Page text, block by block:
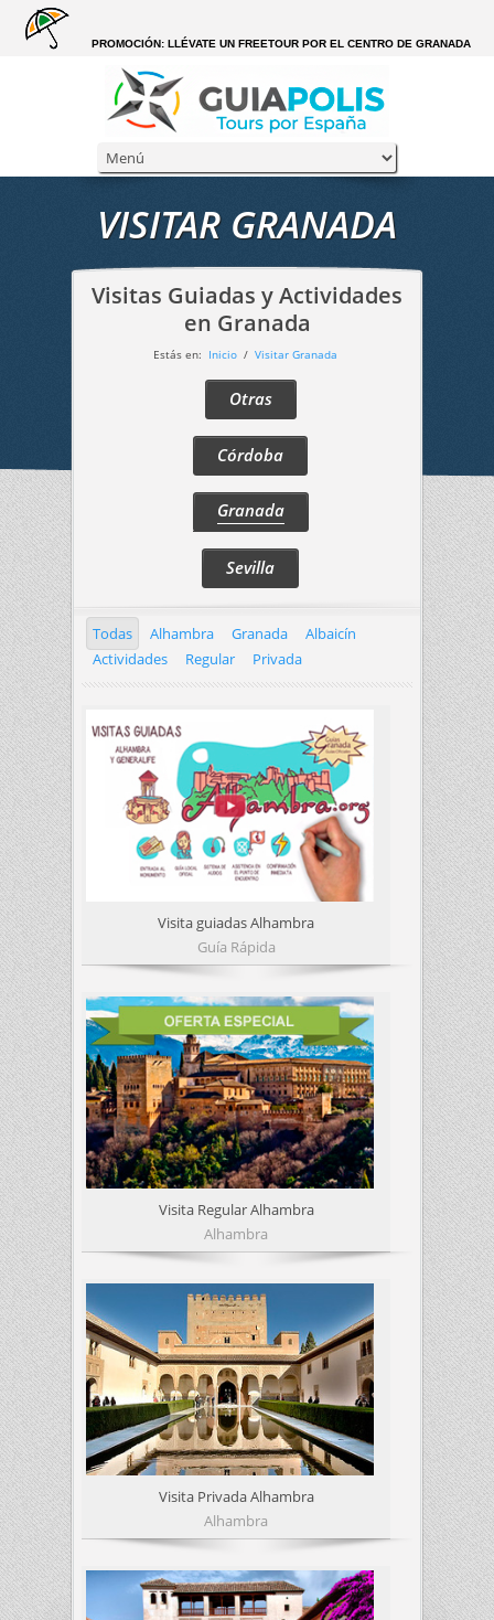
PROMOCIÓN: LLÉVATE UN FREETOUR POR EL CENTRO DE GRANADA
VISITAR GRANADA
Visitas Guiadas y Actividades
en Granada
Estás en: Inicio / Visitar Granada
Otras
Córdoba
Granada
Sevilla
Todas Alhambra Granada
Albaicín
Actividades
Regular Privada
Visita guiadas Alhambra
Guía Rápida
Visita Regular Alhambra
Alhambra
Visita Privada Alhambra
Alhambra